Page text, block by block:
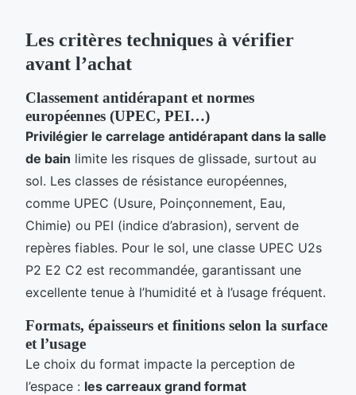
Les critères techniques à vérifier
avant l’achat
Classement antidérapant et normes
européennes (UPEC, PEI…)
Privilégier le carrelage antidérapant dans la salle
de bain limite les risques de glissade, surtout au
sol. Les classes de résistance européennes,
comme UPEC (Usure, Poinçonnement, Eau,
Chimie) ou PEI (indice d’abrasion), servent de
repères fiables. Pour le sol, une classe UPEC U2s
P2 E2 C2 est recommandée, garantissant une
excellente tenue à l’humidité et à l’usage fréquent.
Formats, épaisseurs et finitions selon la surface
et l’usage
Le choix du format impacte la perception de
l’espace : les carreaux grand format